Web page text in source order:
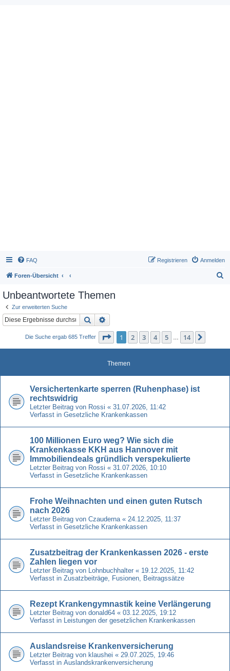
FAQ Anmelden
Registrieren
Foren-Übersicht
Unbeantwortete Themen
Zur erweiterten Suche
Suche
Die Suche ergab 685 Treffer Seite 1von 14
1 2 3 4 5 14
Themen
Versichertenkarte sperren (Ruhenphase) ist
rechtswidrig
Letzter Beitrag von Rossi « 31.07.2026, 11:42
Verfasst in Gesetzliche Krankenkassen
100 Millionen Euro weg? Wie sich die
Krankenkasse KKH aus Hannover mit
Immobiliendeals gründlich verspekulierte
Letzter Beitrag von Rossi « 31.07.2026, 10:10
Verfasst in Gesetzliche Krankenkassen
Frohe Weihnachten und einen guten Rutsch
nach 2026
Letzter Beitrag von Czauderna « 24.12.2025, 11:37
Verfasst in Gesetzliche Krankenkassen
Zusatzbeitrag der Krankenkassen 2026 - erste
Zahlen liegen vor
Letzter Beitrag von Lohnbuchhalter « 19.12.2025, 11:42
Verfasst in Zusatzbeiträge, Fusionen, Beitragssätze
Rezept Krankengymnastik keine Verlängerung
Letzter Beitrag von donald64 « 03.12.2025, 19:12
Verfasst in Leistungen der gesetzlichen Krankenkassen
Auslandsreise Krankenversicherung
Letzter Beitrag von klaushei « 29.07.2025, 19:46
Verfasst in Auslandskrankenversicherung